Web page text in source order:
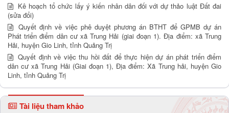
Kê hoạch tổ chức lấy ý kiến nhân dân đối với dự thảo luật Đất đai
(sửa đổi)
Quyết định về việc phê duyệt phương án BTHT để GPMB dự án
Phát triển điểm dân cư xã Trung Hải (giai đoạn 1). Địa điểm: xã Trung
Hải, huyện Gio Linh, tỉnh Quảng Trị
Quyết định về việc thu hồi đất để thực hiện dự án phát triển điểm
dân cư xã Trung Hải (Giai đoạn 1), Địa điểm: Xã Trung hải, huyện Gio
Linh, tỉnh Quảng Trị
Tài liệu tham khảo